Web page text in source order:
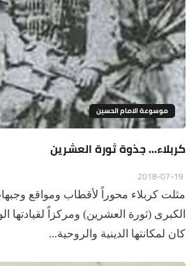
موسوعة الامام الحسين
كربلاء... جذوة ثورة العشرين
مثلت كربلاء محوراً لأقطاب ومواقع
الكبرى (ثورة العشرين) ومركزاً لقيادتها
كان لمكانتها الدينية والروحية...